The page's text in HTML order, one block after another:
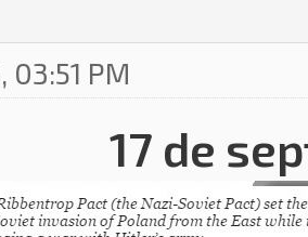
03:51 PM
17 de